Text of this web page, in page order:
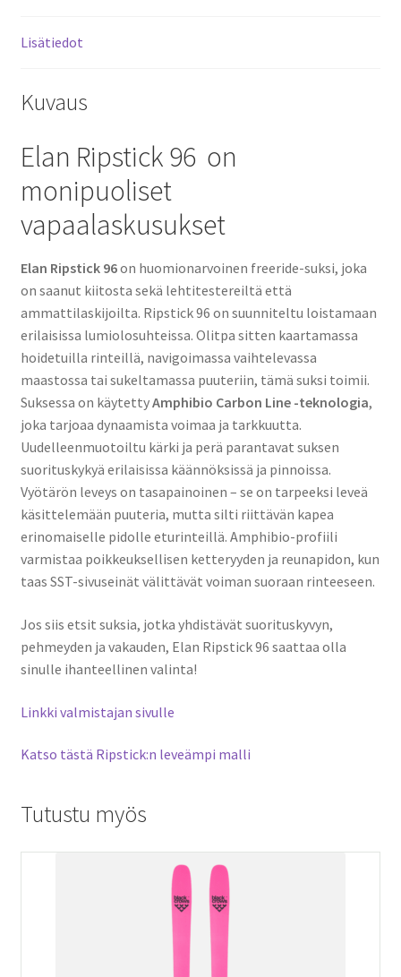
Lisätiedot
Kuvaus
Elan Ripstick 96 on
monipuoliset
vapaalaskusukset
Elan Ripstick 96on huomionarvoinen freeride-suksi, joka
on saanut kiitosta sekä lehtitestereiltä että
ammattilaskijoilta. Ripstick 96 on suunniteltu loistamaan
erilaisissa lumiolosuhteissa. Olitpa sitten kaartamassa
hoidetuilla rinteillä, navigoimassa vaihtelevassa
maastossa tai sukeltamassa puuteriin, tämä suksi toimii.
Suksessa on käytettyAmphibio Carbon Line -teknologia,
joka tarjoaa dynaamista voimaa ja tarkkuutta.
Uudelleenmuotoiltu kärki ja perä parantavat suksen
suorituskykyä erilaisissa käännöksissä ja pinnoissa.
Vyötärön leveys on tasapainoinen – se on tarpeeksi leveä
käsittelemään puuteria, mutta silti riittävän kapea
erinomaiselle pidolle eturinteillä. Amphibio-profiili
varmistaa poikkeuksellisen ketteryyden ja reunapidon, kun
taas SST-sivuseinät välittävät voiman suoraan rinteeseen.
Jos siis etsit suksia, jotka yhdistävät suorituskyvyn,
pehmeyden ja vakauden, Elan Ripstick 96 saattaa olla
sinulle ihanteellinen valinta!
Linkki valmistajan sivulle
Katso tästä Ripstick:n leveämpi malli
Tutustu myös